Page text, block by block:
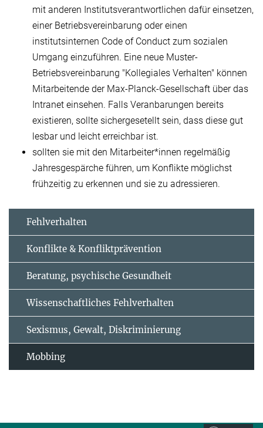
mit anderen Institutsverantwortlichen dafür einsetzen,
einer Betriebsvereinbarung oder einen
institutsinternen Code of Conduct zum sozialen
Umgang einzuführen. Eine neue Muster-
Betriebsvereinbarung "Kollegiales Verhalten" können
Mitarbeitende der Max-Planck-Gesellschaft über das
Intranet einsehen. Falls Veranbarungen bereits
existieren, sollte sichergesetellt sein, dass diese gut
lesbar und leicht erreichbar ist.
sollten sie mit den Mitarbeiter*innen regelmäßig
Jahresgespärche führen, um Konflikte möglichst
frühzeitig zu erkennen und sie zu adressieren.
Fehlverhalten
Konflikte & Konfliktprävention
Beratung, psychische Gesundheit
Wissenschaftliches Fehlverhalten
Sexismus, Gewalt, Diskriminierung
Mobbing